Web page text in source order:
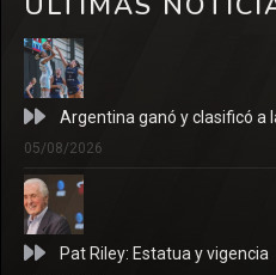
Argentina ganó y clasificó a
05/08/2026
Pat Riley: Estatua y vigencia